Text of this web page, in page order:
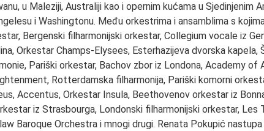
u Maleziji, Australiji kao i opernim kućama u Sjedinjenim
i Washingtonu. Među orkestrima i ansamblima s
Bergenski filharmonijski orkestar, Collegium vocale iz
Orkestar Champs-Elysees, Esterhazijeva dvorska kapela,
Pariški orkestar, Bachov zbor iz Londona, Academy
Rotterdamska filharmonija, Pariški komorni
Accentus, Orkestar Insula, Beethovenov orkestar iz
iz Strasbourga, Londonski filharmonijski orkestar,
Baroque Orchestra i mnogi drugi. Renata Pokupić